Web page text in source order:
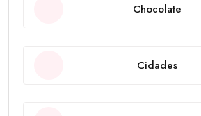
Chocolate
Cidades